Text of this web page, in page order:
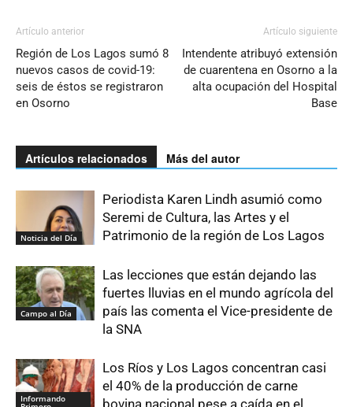
Artículo anterior
Región de Los Lagos sumó 8
nuevos casos de covid-19:
seis de éstos se registraron
en Osorno
Artículo siguiente
Intendente atribuyó extensión
de cuarentena en Osorno a la
alta ocupación del Hospital
Base
Artículos relacionados Más del autor
Noticia del Día
Periodista Karen Lindh asumió como
Seremi de Cultura, las Artes y el
Patrimonio de la región de Los Lagos
Campo al Día
Las lecciones que están dejando las
fuertes lluvias en el mundo agrícola del
país las comenta el Vice-presidente de
la SNA
Informando
Los Ríos y Los Lagos concentran casi
el 40% de la producción de carne